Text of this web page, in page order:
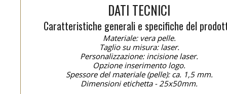
DATI TECNICI
Caratteristiche generali e specifiche del
Materiale: vera pelle.
Taglio su misura: laser.
Personalizzazione: incisione laser.
Opzione inserimento logo.
Spessore del materiale (pelle): ca. 1,5 mm.
Dimensioni etichetta - 25x50mm.